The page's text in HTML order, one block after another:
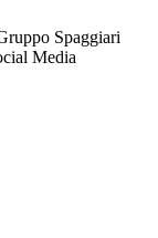
Spaggiari
Media